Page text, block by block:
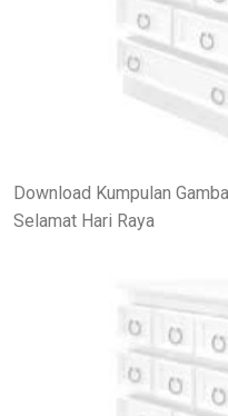
Download Kumpulan
Selamat Hari Raya